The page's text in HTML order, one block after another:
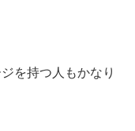
を持つ人もかなり